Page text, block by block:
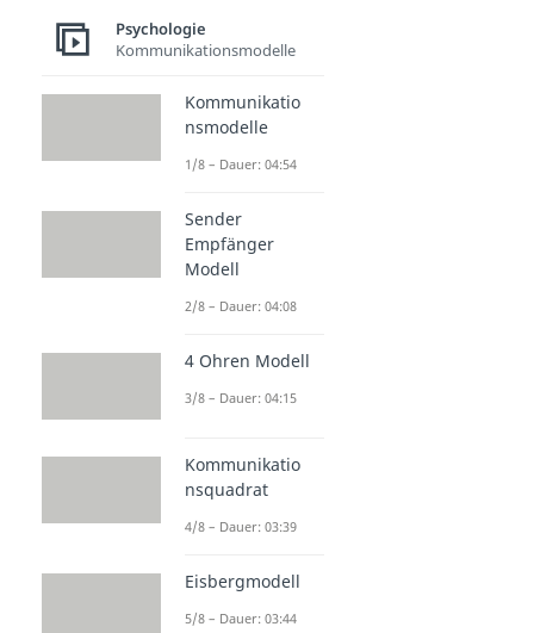
Psychologie
Kommunikationsmodelle
Kommunikatio
nsmodelle
1/8 – Dauer: 04:54
Sender
Empfänger
Modell
2/8 – Dauer: 04:08
4 Ohren Modell
3/8 – Dauer: 04:15
Kommunikatio
nsquadrat
4/8 – Dauer: 03:39
Eisbergmodell
5/8 – Dauer: 03:44